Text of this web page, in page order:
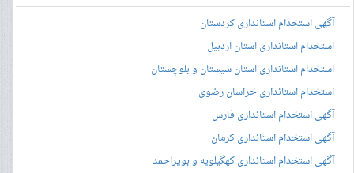
آگهی استخدام استانداری کردستان
استخدام استانداری استان اردبیل
استخدام استانداری استان سیستان و بلوچستان
استخدام استانداری خراسان رضوی
آگهی استخدام استانداری فارس
آگهی استخدام استانداری کرمان
آگهی استخدام استانداری کهگیلویه و بویراحمد